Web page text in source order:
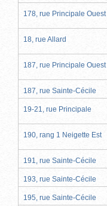
178, rue Principale Ouest
18, rue Allard
187, rue Principale Ouest
187, rue Sainte-Cécile
19-21, rue Principale
190, rang 1 Neigette Est
191, rue Sainte-Cécile
193, rue Sainte-Cécile
195, rue Sainte-Cécile